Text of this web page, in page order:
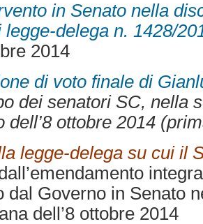
in Senato nella
legge-delega n. 1428/
2014
di voto finale di
dei senatori SC, nella
dell’8 ottobre 2014
legge-delega su cui il
dal Governo in Senato
dell’8 ottobre 2014